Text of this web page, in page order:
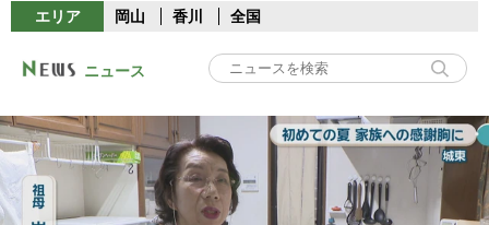
エリア 岡山 香川 全国
ニュース